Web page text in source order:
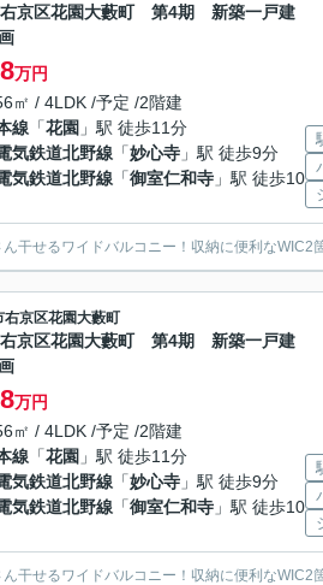
京区花園大藪町 第4期 新築一戸建
万円
㎡ / 4LDK /予定 /2階建
線 「花園 」駅 徒歩11分
気鉄道北野線 「妙心寺 」駅 徒歩9分
気鉄道北野線 「御室仁和寺 」駅 徒歩10
干せるワイドバルコニー！収納に便利なWIC2
右京区花園大藪町
京区花園大藪町 第4期 新築一戸建
万円
㎡ / 4LDK /予定 /2階建
線 「花園 」駅 徒歩11分
気鉄道北野線 「妙心寺 」駅 徒歩9分
気鉄道北野線 「御室仁和寺 」駅 徒歩10
干せるワイドバルコニー！収納に便利なWIC2